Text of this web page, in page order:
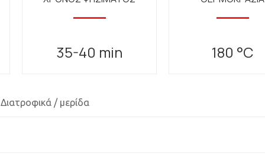
35-40 min 180 °C
Διατροφικά / μερίδα